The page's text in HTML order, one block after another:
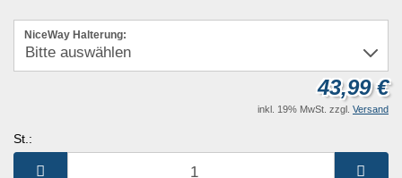
NiceWay Halterung:
43,99 €
inkl. 19% MwSt. zzgl. Versand
St.: